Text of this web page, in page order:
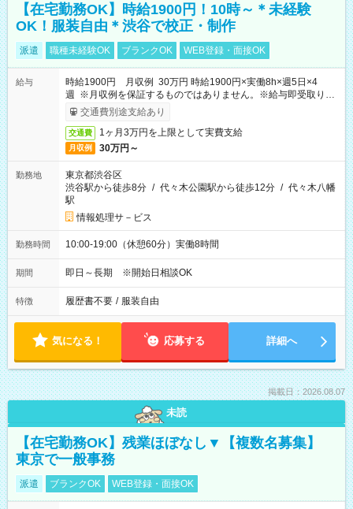
【在宅勤務OK】時給1900円！10時～＊未経験
OK！服装自由＊渋谷で校正・制作
派遣 職種未経験OK ブランクOK WEB登録・面接OK
給与
時給1900円 月収例 30万円 時給1900円×実働8h×週5日×4
週 ※月収例を保証するものではありません。※給与即受取りサ
ービス利用可（利用条件有）
交通費別途支給あり
交通費 1ヶ月3万円を上限として実費支給
月収例 30万円～
勤務地
東京都渋谷区
渋谷駅から徒歩8分 / 代々木公園駅から徒歩12分 / 代々木八幡
駅
情報処理サ－ビス
勤務時間 10:00-19:00（休憩60分）実働8時間
期間 即日～長期 ※開始日相談OK
特徴 履歴書不要 / 服装自由
気になる！ 応募する 詳細へ
掲載日：2026.08.07
未読
【在宅勤務OK】残業ほぼなし▼【複数名募集】
東京で一般事務
派遣 ブランクOK WEB登録・面接OK